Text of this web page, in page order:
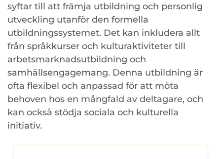
syftar till att främja utbildning och personlig
utveckling utanför den formella
utbildningssystemet. Det kan inkludera allt
från språkkurser och kulturaktiviteter till
arbetsmarknadsutbildning och
samhällsengagemang. Denna utbildning är
ofta flexibel och anpassad för att möta
behoven hos en mångfald av deltagare, och
kan också stödja sociala och kulturella
initiativ.